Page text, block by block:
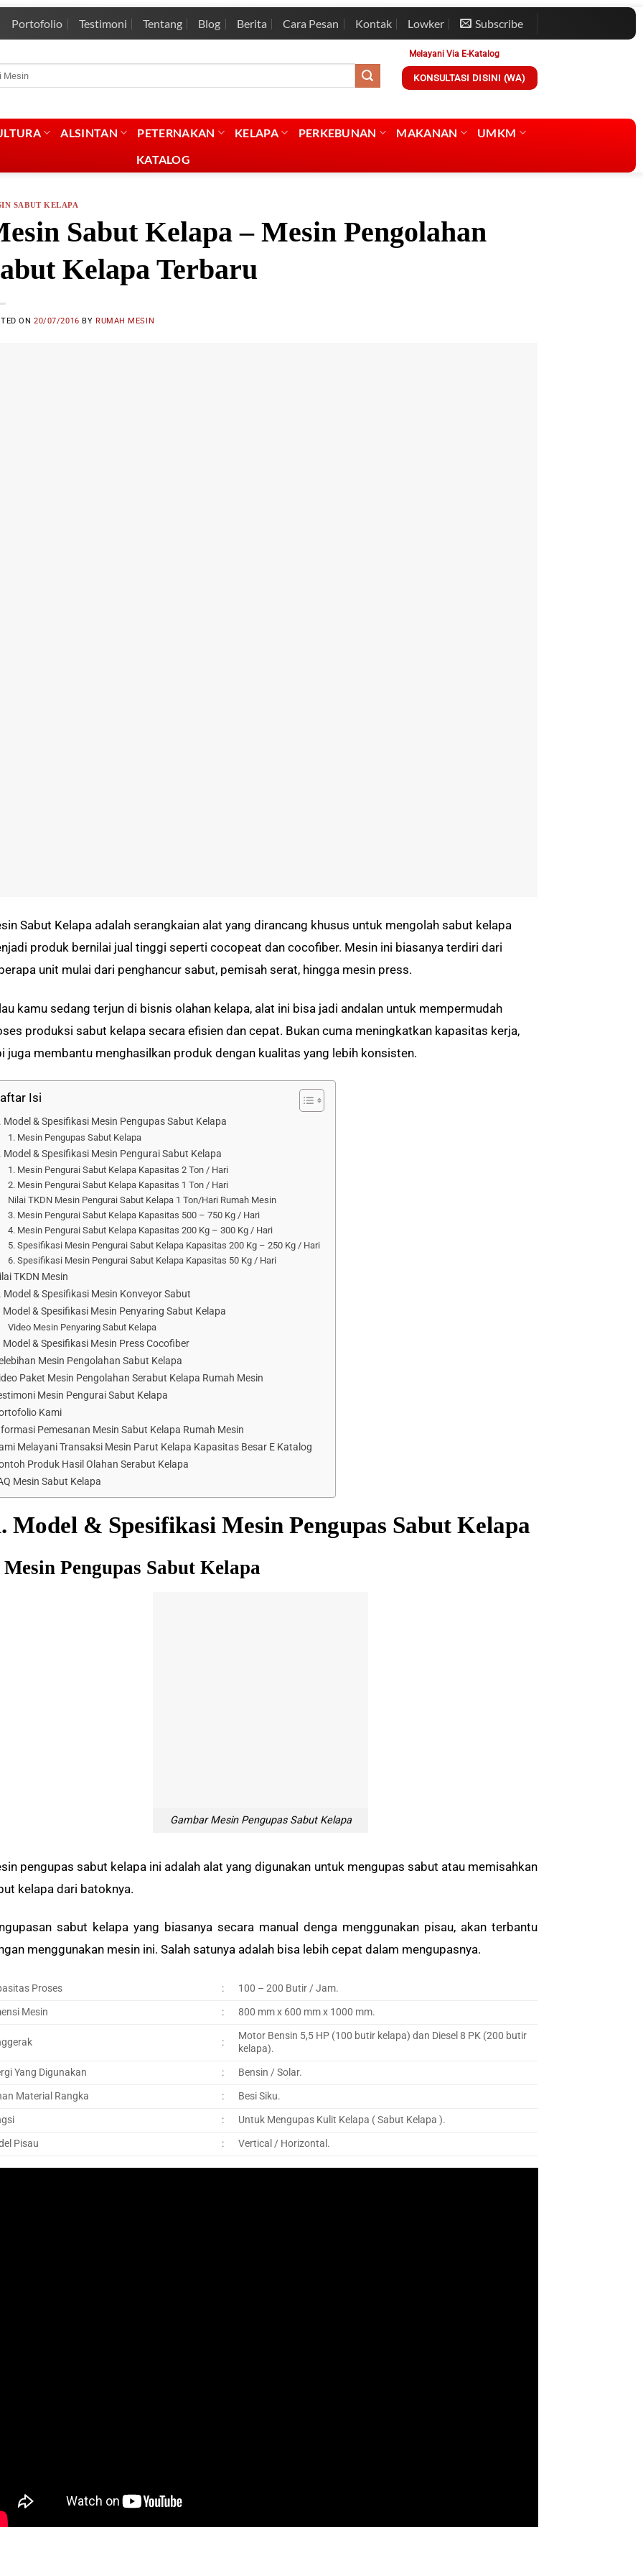
Portofolio Testimoni Tentang Blog Berita Cara Pesan Kontak Lowker Subscribe
Melayani Via E-Katalog
KONSULTASI DISINI (WA)
ALSINTAN PETERNAKAN KELAPA PERKEBUNAN MAKANAN
UMKM
KATALOG
SABUT KELAPA
Sabut Kelapa – Mesin Pengolahan
Kelapa Terbaru
ON20/07/2016 BY RUMAH MESIN
Sabut Kelapa adalah serangkaian alat yang dirancang khusus untuk mengolah sabut kelapa
produk bernilai jual tinggi seperti cocopeat dan cocofiber. Mesin ini biasanya terdiri dari
unit mulai dari penghancur sabut, pemisah serat, hingga mesin press.
kamu sedang terjun di bisnis olahan kelapa, alat ini bisa jadi andalan untuk mempermudah
produksi sabut kelapa secara efisien dan cepat. Bukan cuma meningkatkan kapasitas kerja,
juga membantu menghasilkan produk dengan kualitas yang lebih konsisten.
Isi
Model & Spesifikasi Mesin Pengupas Sabut Kelapa
1. Mesin Pengupas Sabut Kelapa
Model & Spesifikasi Mesin Pengurai Sabut Kelapa
1. Mesin Pengurai Sabut Kelapa Kapasitas 2 Ton / Hari
2. Mesin Pengurai Sabut Kelapa Kapasitas 1 Ton / Hari
Nilai TKDN Mesin Pengurai Sabut Kelapa 1 Ton/Hari Rumah Mesin
3. Mesin Pengurai Sabut Kelapa Kapasitas 500 – 750 Kg / Hari
4. Mesin Pengurai Sabut Kelapa Kapasitas 200 Kg – 300 Kg / Hari
5. Spesifikasi Mesin Pengurai Sabut Kelapa Kapasitas 200 Kg – 250 Kg / Hari
6. Spesifikasi Mesin Pengurai Sabut Kelapa Kapasitas 50 Kg / Hari
TKDN Mesin
Model & Spesifikasi Mesin Konveyor Sabut
Model & Spesifikasi Mesin Penyaring Sabut Kelapa
Video Mesin Penyaring Sabut Kelapa
Model & Spesifikasi Mesin Press Cocofiber
Mesin Pengolahan Sabut Kelapa
Paket Mesin Pengolahan Serabut Kelapa Rumah Mesin
Mesin Pengurai Sabut Kelapa
Kami
Pemesanan Mesin Sabut Kelapa Rumah Mesin
Melayani Transaksi Mesin Parut Kelapa Kapasitas Besar E Katalog
Produk Hasil Olahan Serabut Kelapa
Mesin Sabut Kelapa
Model & Spesifikasi Mesin Pengupas Sabut Kelapa
Mesin Pengupas Sabut Kelapa
Gambar Mesin Pengupas Sabut Kelapa
pengupas sabut kelapa ini adalah alat yang digunakan untuk mengupas sabut atau memisahkan
kelapa dari batoknya.
sabut kelapa yang biasanya secara manual denga menggunakan pisau, akan terbantu
menggunakan mesin ini. Salah satunya adalah bisa lebih cepat dalam mengupasnya.
Proses :
100 – 200 Butir / Jam.
Mesin
: 800 mm x 600 mm x 1000 mm.
:
Motor Bensin 5,5 HP (100 butir kelapa) dan Diesel 8 PK (200 butir
kelapa).
Yang Digunakan
:
Bensin / Solar.
Material Rangka
:
Besi Siku.
:
Untuk Mengupas Kulit Kelapa ( Sabut Kelapa ).
Pisau
: Vertical / Horizontal.